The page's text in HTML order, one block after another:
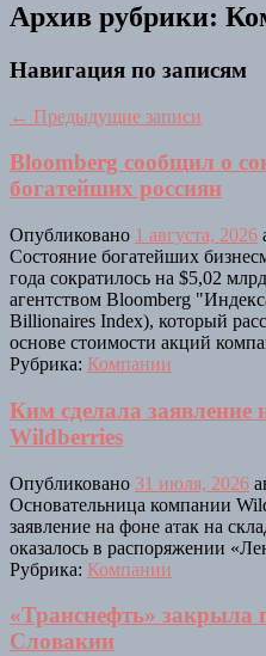
Архив рубрики:
Навигация по записям
← Предыдущие записи
Bloomberg сообщил о
богатейших россиян
Опубликовано 1 августа, 2026
Состояние богатейших
года сократилось на $5,02
агентством Bloomberg
Billionaires Index), который
основе стоимости акций
Рубрика: Компании
Ким сделала заявление
Wildberries
Опубликовано 31 июля, 2026
Основательница компании
заявление на фоне атак на
оказалось в распоряжении
Рубрика: Компании
«Транснефть» закрыла
Словакии